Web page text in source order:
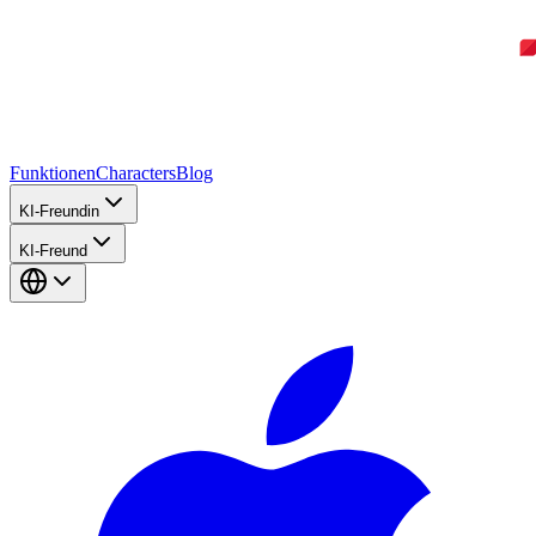
FunktionenCharactersBlog
KI-Freundin
KI-Freund